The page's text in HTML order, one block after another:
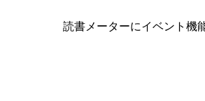
読書メーターにイベント機